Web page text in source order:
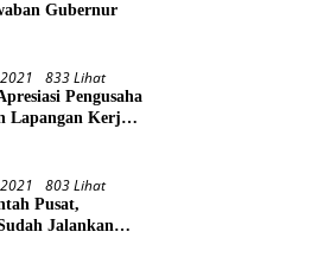
Gubernur
833 Lihat
Pengusaha
Lapangan Kerja
803 Lihat
Pusat,
Jalankan